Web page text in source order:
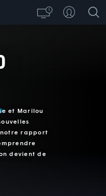
et Marilou
rapport
devient de